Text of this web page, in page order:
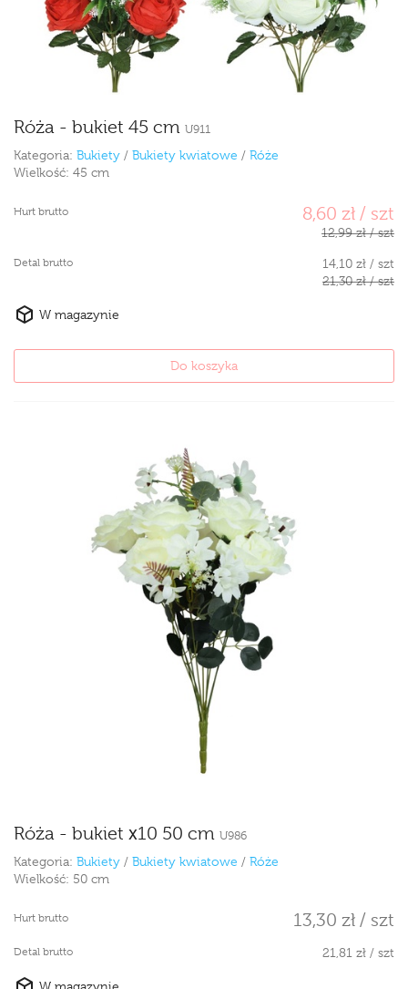
Róża - bukiet 45 cm U911
Kategoria: Bukiety / Bukiety kwiatowe / Róże
Wielkość: 45 cm
Hurt brutto 8,60 zł / szt
12,99 zł / szt
Detal brutto
14,10 zł / szt
21,30 zł / szt
W magazynie
Do koszyka
Róża - bukiet x10 50 cm U986
Kategoria: Bukiety / Bukiety kwiatowe / Róże
Wielkość: 50 cm
Hurt brutto 13,30 zł / szt
Detal brutto 21,81 zł / szt